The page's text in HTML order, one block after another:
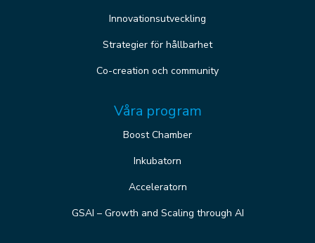
Innovationsutveckling
Strategier för hållbarhet
Co-creation och community
Våra program
Boost Chamber
Inkubatorn
Acceleratorn
GSAI – Growth and Scaling through AI